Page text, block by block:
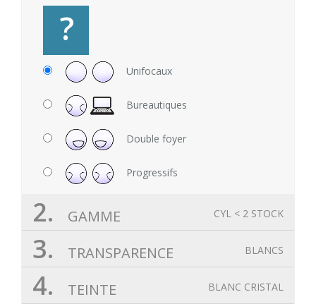
?
Unifocaux
Bureautiques
Double foyer
Progressifs
CYL < 2 STOCK
2. GAMME
BLANCS
3. TRANSPARENCE
BLANC CRISTAL
4. TEINTE